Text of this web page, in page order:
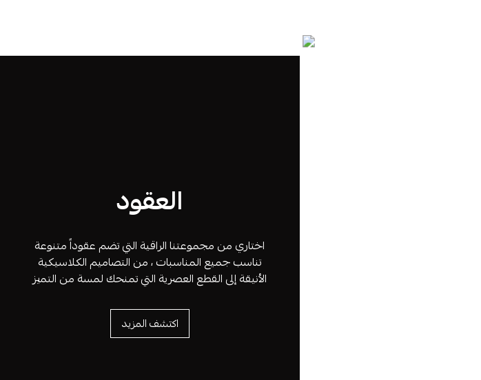
العقود
اختاري من مجموعتنا الراقية التي تضم عقوداً متنوعة
تناسب جميع المناسبات ، من التصاميم الكلاسيكية
الأنيقة إلى القطع العصرية التي تمنحك لمسة من التميز
اكتشف المزيد